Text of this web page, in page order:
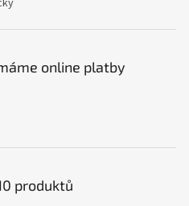
online platby
produktů